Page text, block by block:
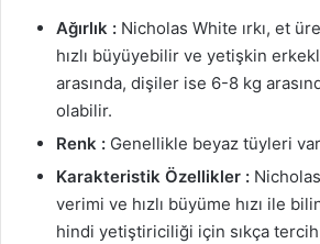
Ağırlık : Nicholas White ırkı, et
hızlı büyüyebilir ve yetişkin
arasında, dişiler ise 6-8 kg
olabilir.
Renk : Genellikle beyaz tüyleri
Karakteristik Özellikler :
verimi ve hızlı büyüme hızı ile
hindi yetiştiriciliği için sıkça